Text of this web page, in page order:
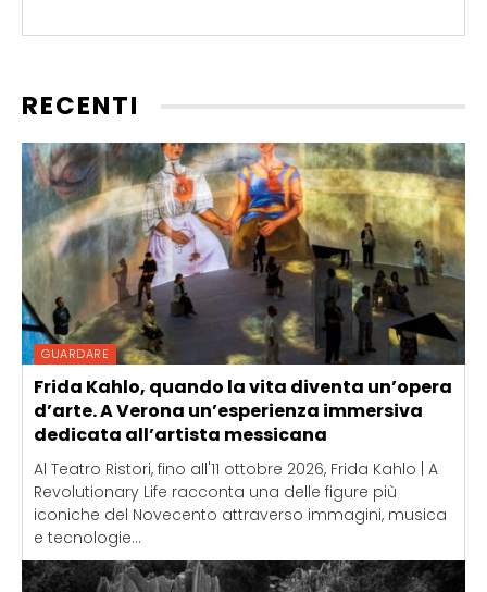
RECENTI
GUARDARE
Frida Kahlo, quando la vita diventa un’opera
d’arte. A Verona un’esperienza immersiva
dedicata all’artista messicana
Al Teatro Ristori, fino all'11 ottobre 2026, Frida Kahlo | A
Revolutionary Life racconta una delle figure più
iconiche del Novecento attraverso immagini, musica
e tecnologie...